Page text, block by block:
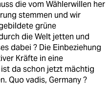
die vom Wählerwillen her
stemmen und wir
grüne
die Welt jetten und
dabei ? Die Einbeziehung
Kräfte in eine
da schon jetzt mächtig
Quo vadis, Germany ?